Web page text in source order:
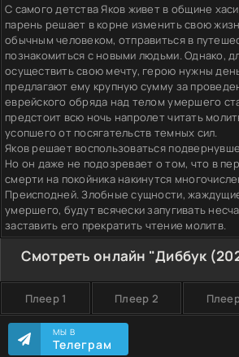
С самого детства Яков живет в общине
парень решает в корне изменить свою
обычным человеком, отправиться в
познакомиться с новыми людьми. Однако,
осуществить свою мечту, герою нужны
предлагают ему крупную сумму за
еврейского обряда над телом умершего
предстоит всю ночь напролет читать
усопшего от посягательств темных сил.
Яков решает воспользоваться
Но он даже не подозревает о том, что в
смерти на покойника накинутся
Преисподней. Злобные сущности,
умершего, будут всячески запугивать
заставить его прекратить чтение молитв.
Смотреть онлайн "Диббук
Плеер 1 Плеер 2
МЫ В
Телеграм